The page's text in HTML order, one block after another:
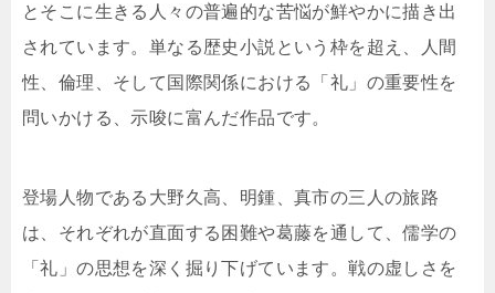
とそこに生きる人々の普遍的な苦悩が鮮やかに描き出
されています。単なる歴史小説という枠を超え、人間
性、倫理、そして国際関係における「礼」の重要性を
問いかける、示唆に富んだ作品です。
登場人物である大野久高、明鍾、真市の三人の旅路
は、それぞれが直面する困難や葛藤を通して、儒学の
「礼」の思想を深く掘り下げています。戦の虚しさを